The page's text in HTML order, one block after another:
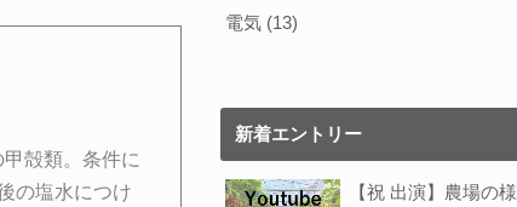
殻類。条件に
の塩水につけ
電気 (13)
新着エントリー
【祝 出演】農場の